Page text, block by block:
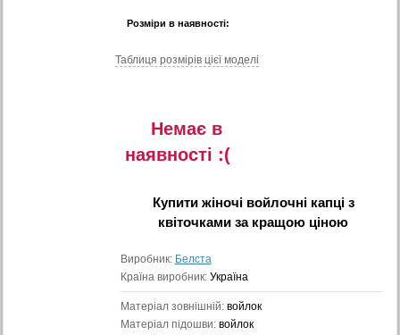
Розміри в наявності:
Таблиця розмiрiв цiєї моделi
Немає в
наявностi :(
Купити жіночі войлочні капці з
квіточками за кращою ціною
Виробник: Белста
Країна виробник: Україна
Матеріал зовнішній: войлок
Матеріал підошви: войлок